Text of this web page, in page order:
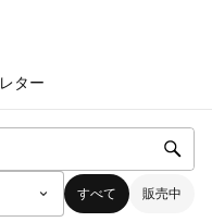
レター
すべて 販売中